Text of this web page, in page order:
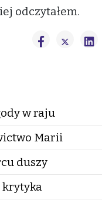
odczytałem.
w raju
Marii
duszy
krytyka